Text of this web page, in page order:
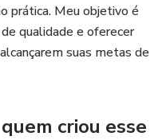
prática. Meu objetivo é
qualidade e oferecer
suas metas de
criou esse